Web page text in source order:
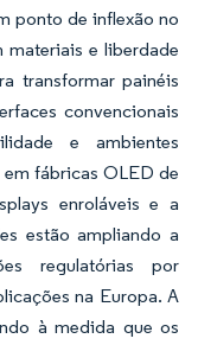
ponto de inflexão no
materiais e liberdade
transformar painéis
convencionais
e ambientes
fábricas OLED de
enroláveis e a
estão ampliando a
regulatórias por
na Europa. A
à medida que os